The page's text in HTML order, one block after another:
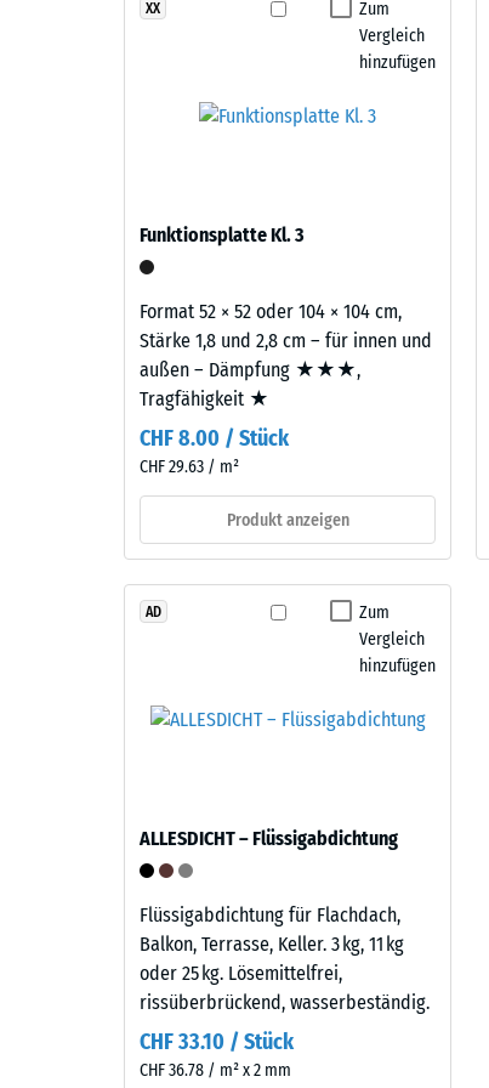
Englischer
verschiedene
einem
satten,
dichten
Farbbild,
das
an
gepflegten
Rasen
erinnert.
Material
–
Bestandteile
Dieses
aufgebaut.
Die
ca.
mm
starke
besteht
Zum
Vergleich
hinzufügen
XX
Funktionsplatte Kl. 3
Format 52 × 52 oder 104 × 104 cm,
Stärke 1,8 und 2,8 cm – für innen und
außen – Dämpfung ★★★,
Tragfähigkeit ★
CHF 8.00 / Stück
CHF 29.63 / m²
Produkt anzeigen
Zum
Vergleich
hinzufügen
AD
ALLESDICHT – Flüssigabdichtung
Flüssigabdichtung für Flachdach,
Balkon, Terrasse, Keller. 3 kg, 11 kg
oder 25 kg. Lösemittelfrei,
rissüberbrückend, wasserbeständig.
CHF 33.10 / Stück
CHF 36.78 / m² x 2 mm